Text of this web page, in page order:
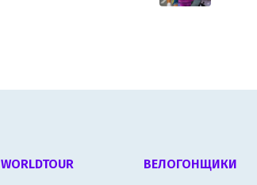
WORLDTOUR ВЕЛОГОНЩИКИ